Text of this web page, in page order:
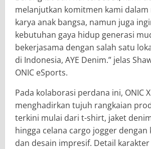
melanjutkan komitmen kami
karya anak bangsa, namun juga
kebutuhan gaya hidup generasi
bekerjasama dengan salah satu
di Indonesia, AYE Denim.” jelas
ONIC eSports.
Pada kolaborasi perdana ini, ONIC X
menghadirkan tujuh rangkaian
terkini mulai dari t-shirt, jaket
hingga celana cargo jogger
dan desain impresif. Detail